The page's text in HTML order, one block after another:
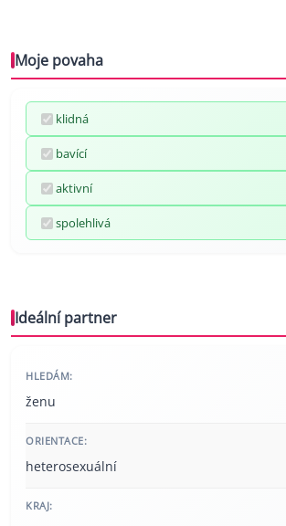
Moje povaha
klidná
bavící
aktivní
spolehlivá
Ideální partner
HLEDÁM:
ženu
ORIENTACE:
heterosexuální
KRAJ: